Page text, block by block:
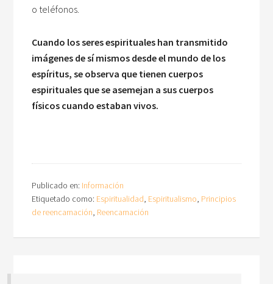
o teléfonos.
Cuando los seres espirituales han transmitido
imágenes de sí mismos desde el mundo de los
espíritus, se observa que tienen cuerpos
espirituales que se asemejan a sus cuerpos
físicos cuando estaban vivos.
Publicado en: Información
Etiquetado como: Espiritualidad, Espiritualismo, Principios
de reencarnación, Reencarnación